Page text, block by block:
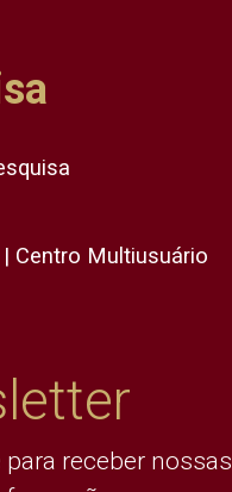
| Centro Multiusuário
para receber nossas